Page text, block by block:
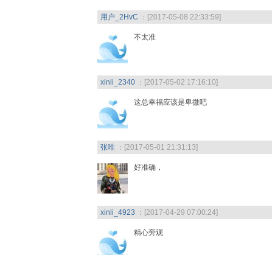
用户_2HvC ：[2017-05-08 22:33:59]
不太准
xinli_2340 ：[2017-05-02 17:16:10]
这总幸福应该是卑微吧
张唯 ：[2017-05-01 21:31:13]
好准确，
xinli_4923 ：[2017-04-29 07:00:24]
精心旁观